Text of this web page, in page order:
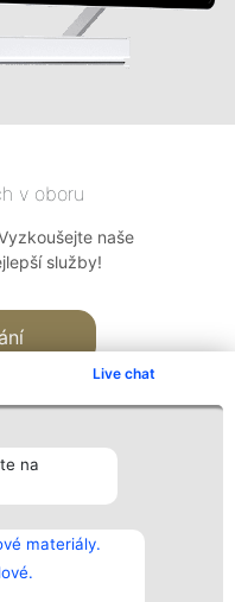
Live chat
na
materiály.
v oboru
naše
služby!
Kontakt